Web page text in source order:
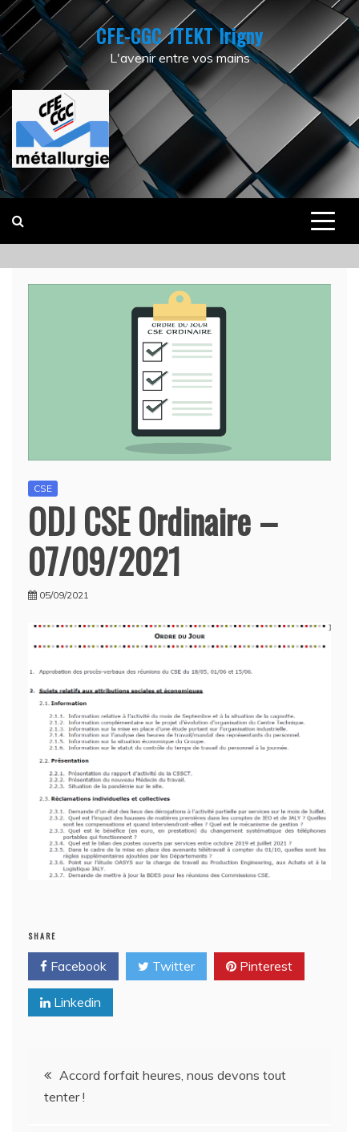
Skip
to
content
CFE-CGC JTEKT Irigny
L'avenir entre vos mains
CSE
ODJ CSE Ordinaire –
07/09/2021
05/09/2021
SHARE
Facebook Twitter Pinterest
Linkedin
Navigation
de
Accord forfait heures, nous devons tout
tenter !